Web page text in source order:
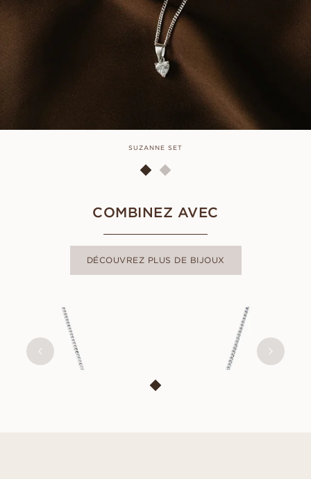
SUZANNE SET
COMBINEZ AVEC
DÉCOUVREZ PLUS DE BIJOUX